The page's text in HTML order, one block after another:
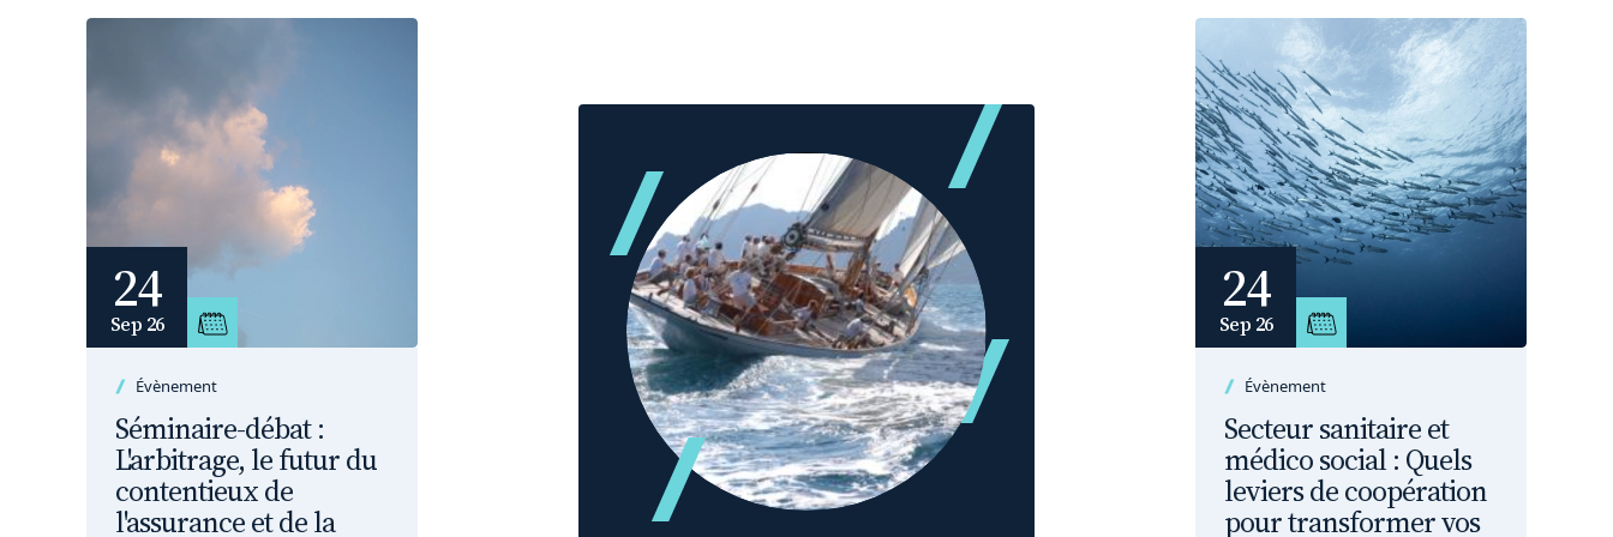
24
Sep 26
Évènement
Séminaire-débat :
L'arbitrage, le futur du
contentieux de
l'assurance et de la
24
Sep 26
Évènement
Secteur sanitaire et
médico social : Quels
leviers de coopération
pour transformer vos